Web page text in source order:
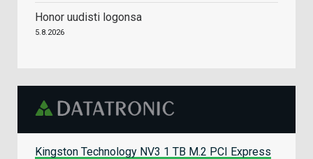
Honor uudisti logonsa
5.8.2026
Kingston Technology NV3 1 TB M.2 PCI Express